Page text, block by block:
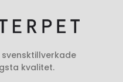
kvalitet.